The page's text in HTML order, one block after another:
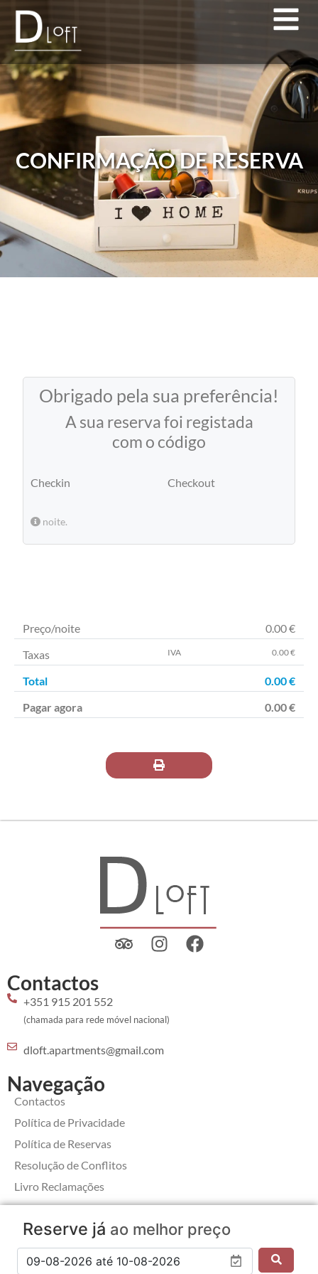
Reserve já ao melhor preço
CONFIRMAÇÃO DE RESERVA
Obrigado pela sua preferência!
A sua reserva foi registada
com o código
Checkin Checkout
noite.
Preço/noite
0.00 €
Taxas
IVA 0.00 €
Total 0.00€
Pagar agora
0.00€
Contactos
+351 915 201 552
(chamada para rede móvel nacional)
dloft.apartments@gmail.com
Navegação
Contactos
Política de Privacidade
Política de Reservas
Resolução de Conflitos
Livro Reclamações
2026 © D_Loft - Copyright All Rights Reserved